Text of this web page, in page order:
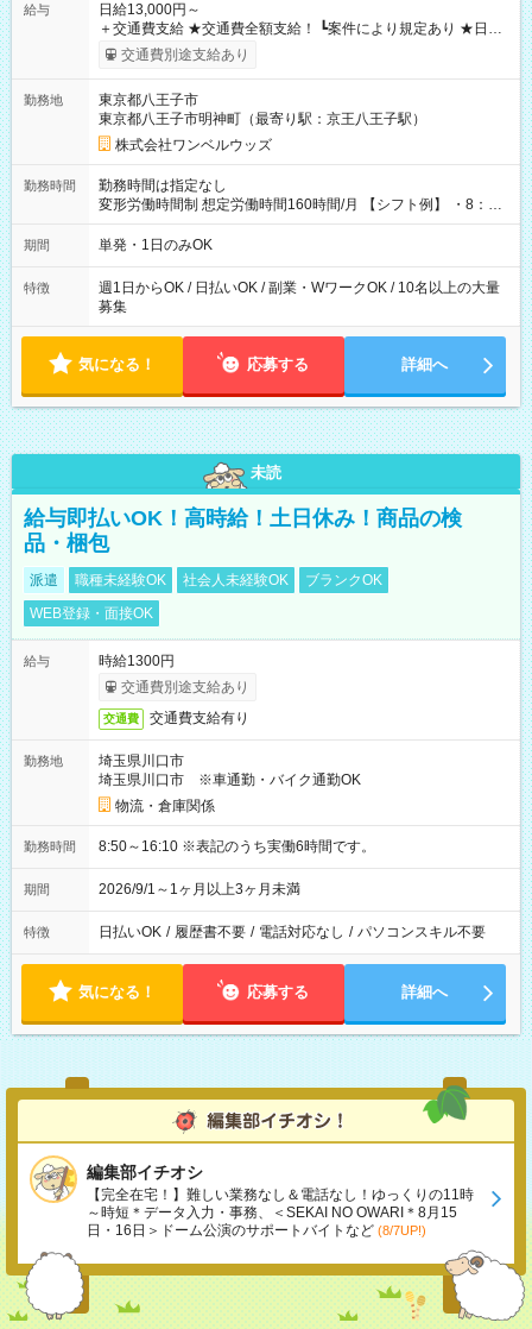
給与
日給13,000円～
＋交通費支給 ★交通費全額支給！ ┗案件により規定あり ★日払
いOK！（規定あり） ┗働いたその日に現金GET♪ お仕事後はコ
ンビニATMから 日払い分を引き落とせます！ 【試用期間】試
交通費別途支給あり
勤務地
東京都八王子市
東京都八王子市明神町（最寄り駅：京王八王子駅）
株式会社ワンベルウッズ
勤務時間
勤務時間は指定なし
変形労働時間制 想定労働時間160時間/月 【シフト例】 ・8：00
～21：00
期間 単発・1日のみOK
特徴
週1日からOK / 日払いOK / 副業・WワークOK / 10名以上の大量
募集
気になる！ 応募する 詳細へ
未読
給与即払いOK！高時給！土日休み！商品の検
品・梱包
派遣 職種未経験OK 社会人未経験OK
ブランクOK
WEB登録・面接OK
給与
時給1300円
交通費別途支給あり
交通費 交通費支給有り
勤務地
埼玉県川口市
埼玉県川口市 ※車通勤・バイク通勤OK
物流・倉庫関係
勤務時間 8:50～16:10 ※表記のうち実働6時間です。
期間 2026/9/1～1ヶ月以上3ヶ月未満
特徴 日払いOK / 履歴書不要 / 電話対応なし / パソコンスキル不要
気になる！ 応募する 詳細へ
編集部イチオシ
【完全在宅！】難しい業務なし＆電話なし！ゆっくりの11時
～時短＊データ入力・事務、＜SEKAI NO OWARI＊8月15
日・16日＞ドーム公演のサポートバイトなど (8/7UP!)